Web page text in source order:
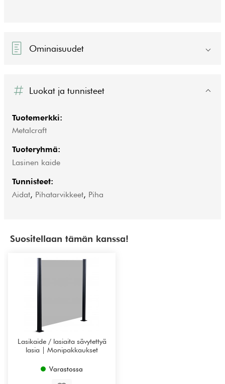
Ominaisuudet
Luokat ja tunnisteet
Tuotemerkki:
Metalcraft
Tuoteryhmä:
Lasinen kaide
Tunnisteet:
Aidat, Pihatarvikkeet, Piha
Suositellaan tämän kanssa!
Lasikaide / lasiaita sävytettyä
lasia | Monipakkaukset
Varastossa